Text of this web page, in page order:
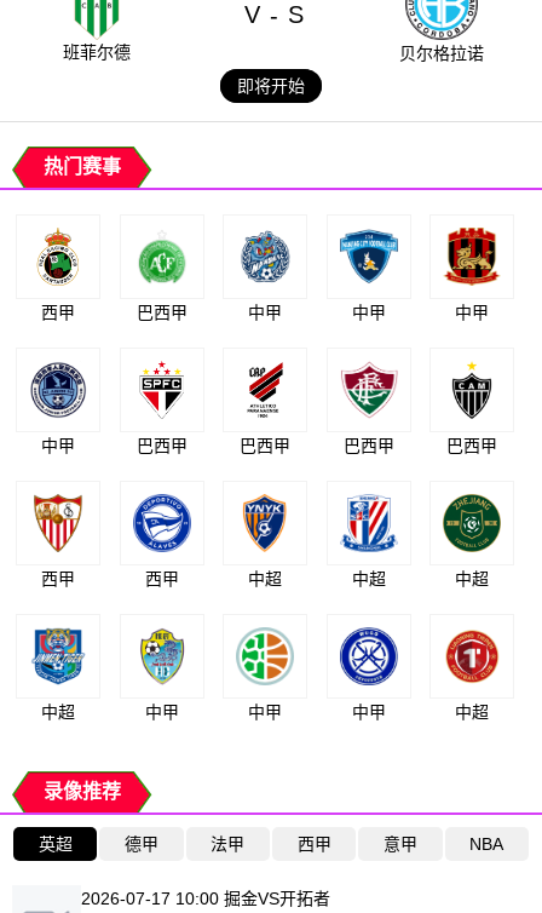
班菲尔德
V - S
贝尔格拉诺
即将开始
热门赛事
西甲 巴西甲 中甲 中甲 中甲
中甲 巴西甲 巴西甲 巴西甲 巴西甲
西甲 西甲 中超 中超 中超
中超 中甲 中甲 中甲 中超
录像推荐
英超 德甲 法甲 西甲 意甲 NBA
2026-07-17 10:00 掘金VS开拓者